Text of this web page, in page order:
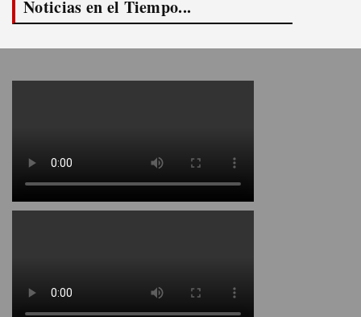
Noticias en el Tiempo...